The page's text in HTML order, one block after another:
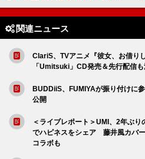
関連ニュース
ClariS、TVアニメ『彼女、お借り
「Umitsuki」CD発売＆先行配信
BUDDiiS、FUMIYAが振り付けに
公開
＜ライブレポート＞UMI、2年ぶり
でハピネスをシェア 藤井風カバ
コラボも